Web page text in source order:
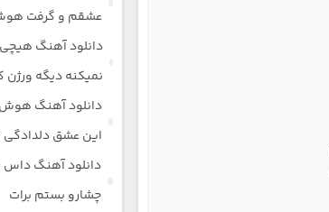
عشقم و گرفت
دانلود آهنگ
نمیکنه دیگه
دانلود آهنگ
این عشق
دانلود آهنگ
چشارو بستم برات